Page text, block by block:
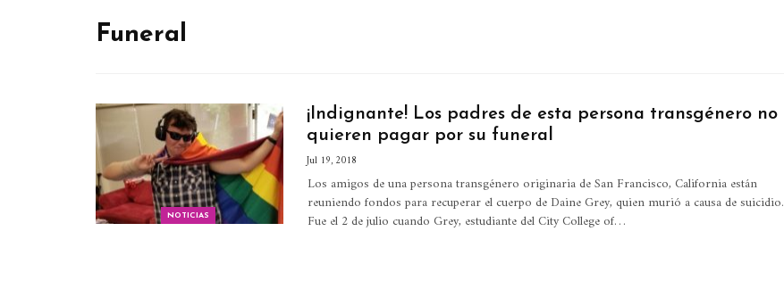
Funeral
NOTICIAS
¡Indignante! Los padres de esta persona transgénero no
quieren pagar por su funeral
Jul 19, 2018
Los amigos de una persona transgénero originaria de San Francisco, California están
reuniendo fondos para recuperar el cuerpo de Daine Grey, quien murió a causa de suicidio.
Fue el 2 de julio cuando Grey, estudiante del City College of…